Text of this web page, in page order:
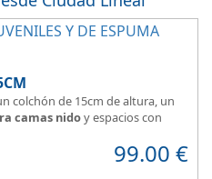
colchón de 15cm de altura, un
camas nidoy espacios con
suelen elegir
99.00 €